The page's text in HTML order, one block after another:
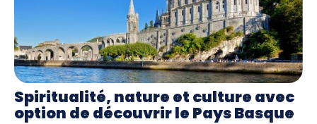
Spiritualité, nature et culture avec
option de découvrir le Pays Basque